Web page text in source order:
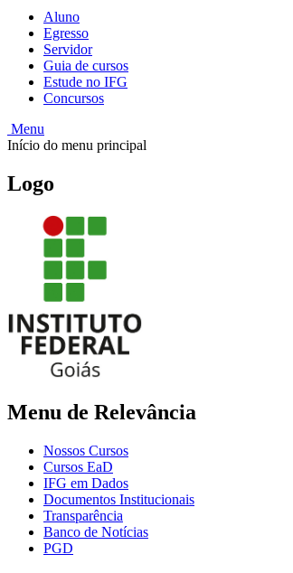
Aluno
Egresso
Servidor
Guia de cursos
Estude no IFG
Concursos
Menu
Início do menu principal
Logo
Menu de Relevância
Nossos Cursos
Cursos EaD
IFG em Dados
Documentos Institucionais
Transparência
Banco de Notícias
PGD